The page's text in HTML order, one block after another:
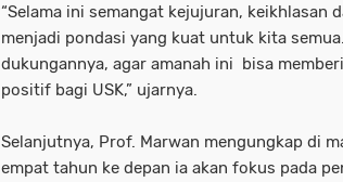
“Selama ini semangat kejujuran, keikhlasan
menjadi pondasi yang kuat untuk kita
dukungannya, agar amanah ini bisa
positif bagi USK,” ujarnya.
Selanjutnya, Prof. Marwan mengungkap di
empat tahun ke depan ia akan fokus pada